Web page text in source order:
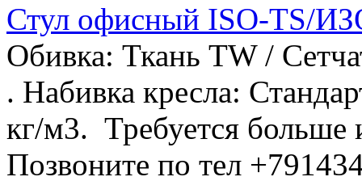
Стул офисный ISO-TS/
Обивка: Ткань TW /
. Набивка кресла:
кг/м3. Требуется больше
Позвоните по тел